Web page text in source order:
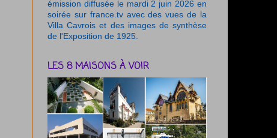
émission diffusée le mardi 2 juin 2026 en
soirée sur france.tv avec des vues de la
Villa Cavrois et des images de synthèse
de l'Exposition de 1925.
LES 8 MAISONS À VOIR